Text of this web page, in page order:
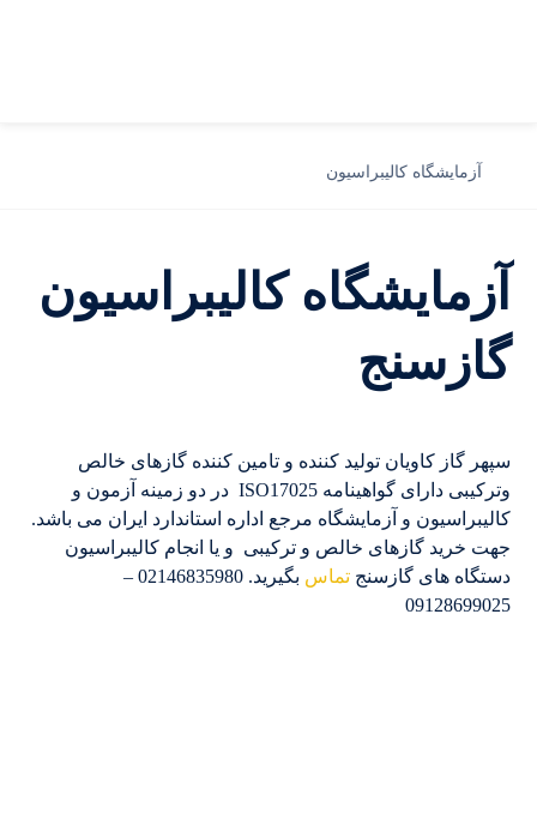
آزمایشگاه کالیبراسیون
آزمایشگاه کالیبراسیون
گازسنج
سپهر گاز کاویان تولید کننده و تامین کننده گازهای خالص
وترکیبی دارای گواهینامه ISO17025 در دو زمینه آزمون و
کالیبراسیون و آزمایشگاه مرجع اداره استاندارد ایران می باشد.
جهت خرید گازهای خالص و ترکیبی و یا انجام کالیبراسیون
دستگاه های گازسنجتماس
بگیرید. 02146835980 –
09128699025